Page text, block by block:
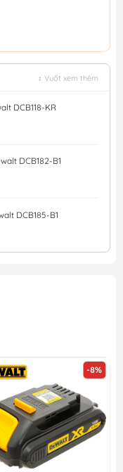
↕ Vuốt xem thêm
DCB118-KR
DCB182-B1
DCB185-B1
B1
DCB125-B1
-8%